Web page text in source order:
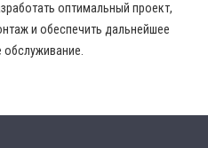
оптимальный проект,
и обеспечить дальнейшее
обслуживание.